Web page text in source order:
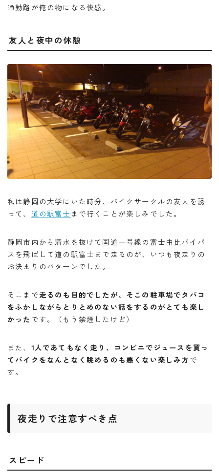
通勤路が俺の物になる快感。
友人と夜中の休憩
私は静岡の大学にいた時分、バイクサークルの友人を誘
って、 道の駅富士 まで行くことが楽しみでした。
静岡市内から清水を抜けて国道一号線の富士由比バイパ
スを飛ばして道の駅富士まで走るのが、いつも夜走りの
お決まりのパターンでした。
そこまで走るのも目的でしたが、そこの駐車場でタバコ
をふかしながらと りとめのない話をするのがとても楽し
かった です。（もう禁煙したけど）
また、 1人であてもなく走り、コンビニでジュースを買っ
てバイクをなんとなく眺めるのも悪くない楽しみ方で
す。
夜走りで注意すべき点
スピード